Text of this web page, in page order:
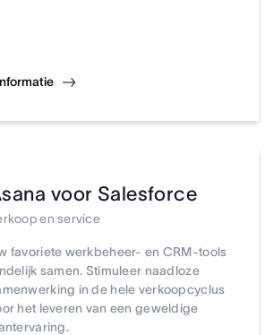
voor Salesforce
en service
favoriete werkbeheer- en CRM-tools
samen. Stimuleer naadloze
in de hele verkoopcyclus
het leveren van een geweldige